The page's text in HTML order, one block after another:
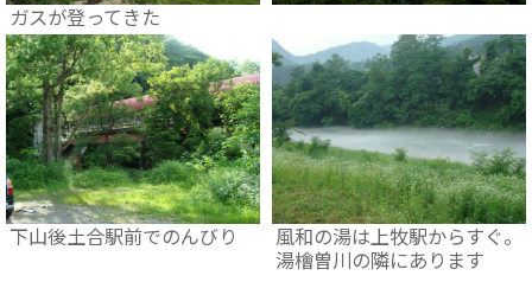
ガスが登ってきた
下山後土合駅前でのんびり
風和の湯は上牧駅からすぐ。
湯檜曽川の隣にあります